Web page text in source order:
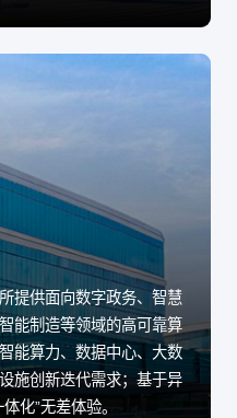
提供面向数字政务、智慧
能制造等领域的高可靠算
能算力、数据中心、大数
施创新迭代需求；基于异
化”无差体验。